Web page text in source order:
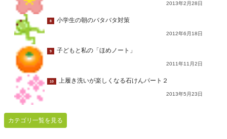
2013年2月28日
8 小学生の朝のバタバタ対策
2012年6月18日
9 子どもと私の「ほめノート」
2011年11月2日
10 上履き洗いが楽しくなる石けんパート２
2013年5月23日
カテゴリ一覧を見る